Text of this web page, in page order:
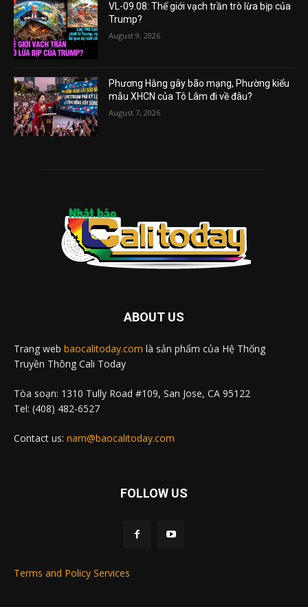
VL-09.08: Thế giới vạch trần trò lừa bịp của
Trump?
August 9, 2026
Phương Hằng gây bão mạng, Phường kiểu
mẫu XHCN của Tô Lâm đi về đâu?
August 7, 2026
ABOUT US
Trang web baocalitoday.com là sản phẩm của Hệ Thống
Truyền Thông Cali Today
Tòa soạn: 1310 Tully Road #109, San Jose, CA 95122
Tel: (408) 482-6527
Contact us: nam@baocalitoday.com
FOLLOW US
Terms and Policy Services